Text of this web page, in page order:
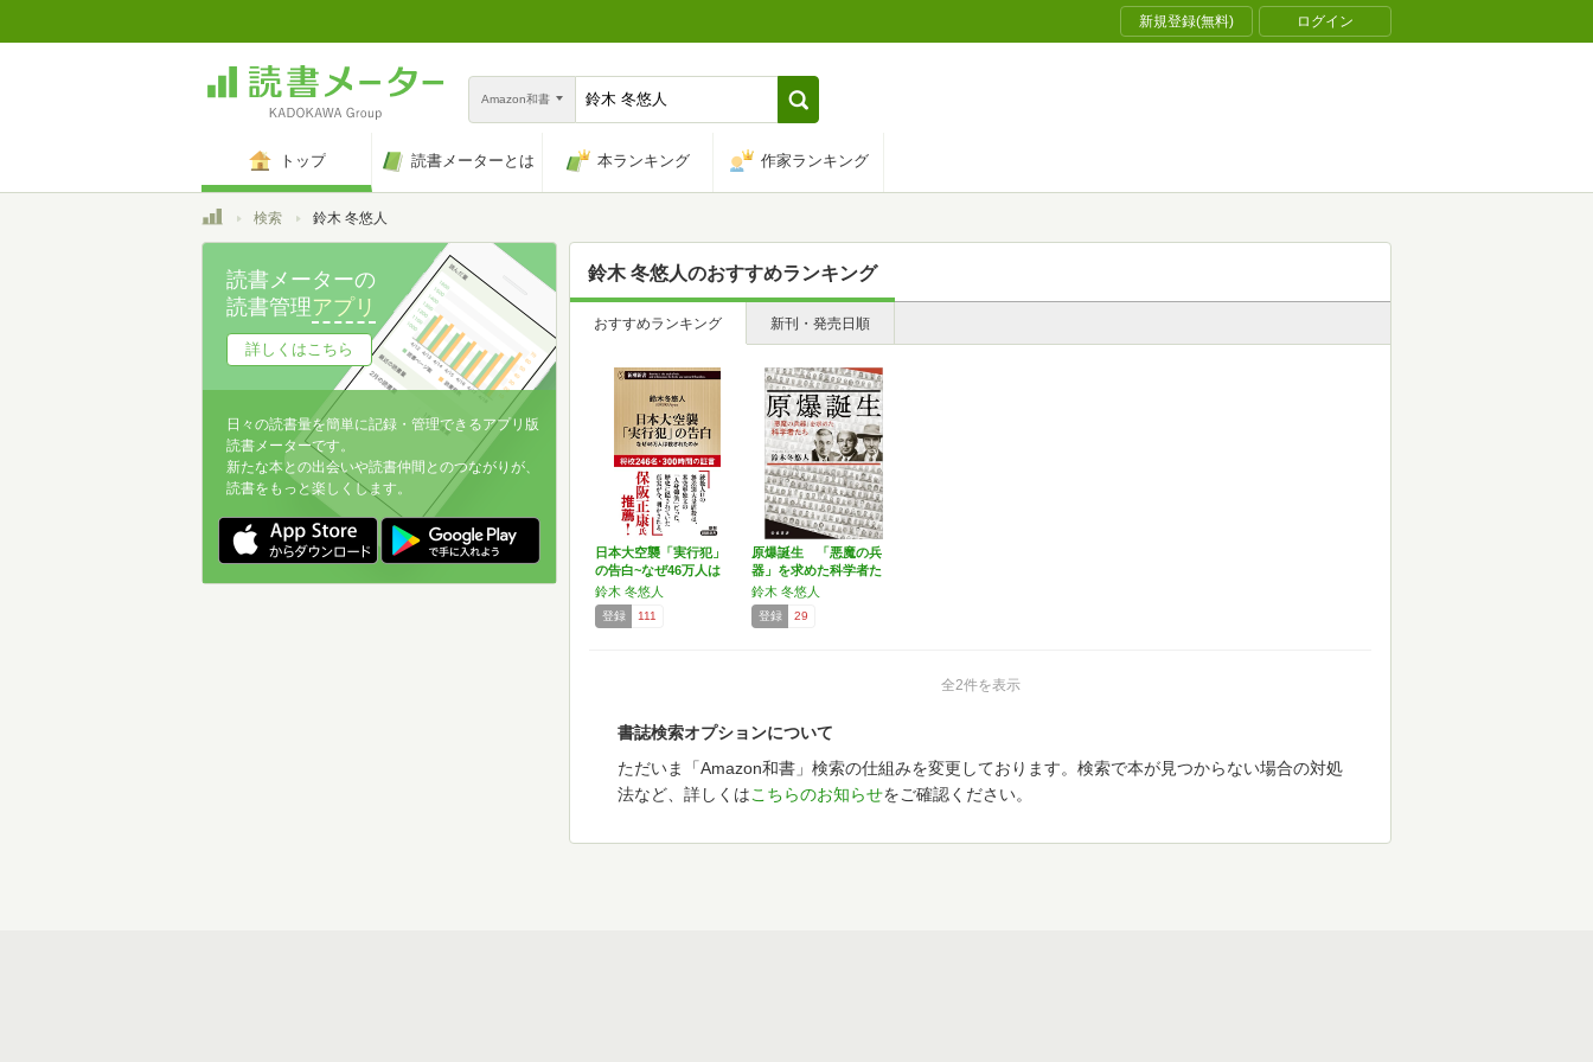
新規登録(無料) ログイン
Amazon和書
トップ 読書メーターとは 本ランキング 作家ランキング
トップ検索 鈴木 冬悠人
鈴木 冬悠人のおすすめランキング
おすすめランキング 新刊・発売日順
日本大空襲「実行犯」
の告白~なぜ46万人は
殺…
鈴木 冬悠人
登録 111
原爆誕生 「悪魔の兵
器」を求めた科学者た
ち
鈴木 冬悠人
登録 29
全2件を表示
書誌検索オプションについて
ただいま「Amazon和書」検索の仕組みを変更しております。検索で本が見つからない場合の対処
法など、詳しくはこちらのお知らせをご確認ください。
読書メーターの
読書管理アプリ
詳しくはこちら
日々の読書量を簡単に記録・管理できるアプリ版
読書メーターです。
新たな本との出会いや読書仲間とのつながりが、
読書をもっと楽しくします。